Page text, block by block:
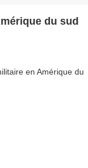
du sud